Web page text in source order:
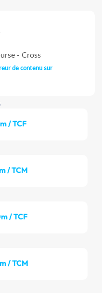
- Cross
de contenu sur
/ TCF
/ TCM
/ TCF
/ TCM